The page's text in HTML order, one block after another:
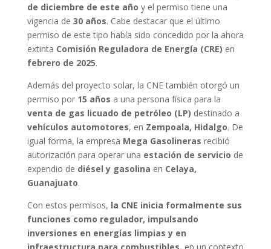
de diciembre de este año y el permiso tiene una
vigencia de 30 años. Cabe destacar que el último
permiso de este tipo había sido concedido por la ahora
extinta Comisión Reguladora de Energía (CRE) en
febrero de 2025.
Además del proyecto solar, la CNE también otorgó un
permiso por 15 años a una persona física para la
venta de gas licuado de petróleo (LP) destinado a
vehículos automotores, en Zempoala, Hidalgo. De
igual forma, la empresa Mega Gasolineras recibió
autorización para operar una estación de servicio de
expendio de diésel y gasolina en Celaya,
Guanajuato.
Con estos permisos, la CNE inicia formalmente sus
funciones como regulador, impulsando
inversiones en energías limpias y en